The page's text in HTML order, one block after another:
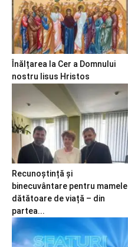
Înălțarea la Cer a Domnului
nostru Iisus Hristos
Recunoștință și
binecuvântare pentru mamele
dătătoare de viață – din
partea...